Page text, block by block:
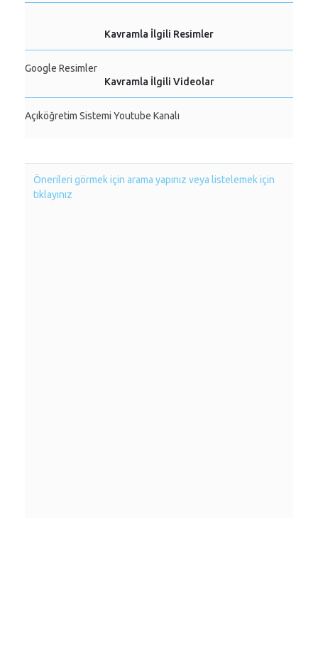
Kavramla İlgili Resimler
Google Resimler
Kavramla İlgili Videolar
Açıköğretim Sistemi Youtube Kanalı
Önerileri görmek için arama yapınız veya listelemek için
tıklayınız